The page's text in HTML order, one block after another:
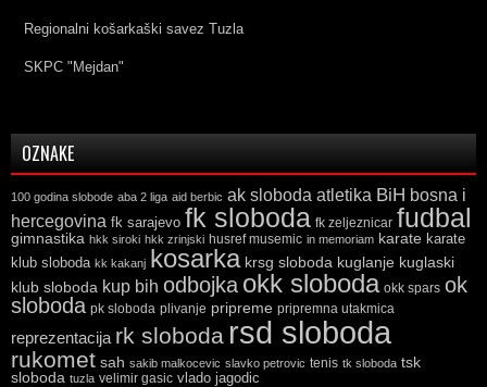
Regionalni košarkaški savez Tuzla
SKPC "Mejdan"
OZNAKE
100 godina slobode aba 2 liga aid berbic ak sloboda atletika BiH bosna i
hercegovina fk sarajevo fk sloboda fk zeljeznicar fudbal
gimnastika hkk siroki hkk zrinjski husref musemic in memoriam karate karate
klub sloboda kk kakanj kosarka krsg sloboda kuglanje kuglaski
klub sloboda kup bih odbojka okk sloboda okk spars ok
sloboda pk sloboda plivanje pripreme pripremna utakmica
reprezentacija rk sloboda rsd sloboda
rukomet sah sakib malkocevic slavko petrovic tenis tk sloboda tsk
sloboda tuzla velimir gasic vlado jagodic